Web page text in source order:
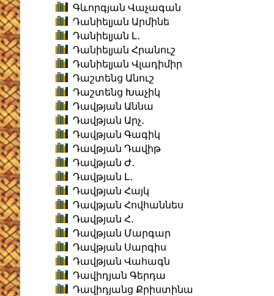
Գևորգյան Վաչագան
Դանիելյան Արմինե
Դանիելյան Լ․
Դանիելյան Հրանուշ
Դանիելյան Վլադիմիր
Դաշտենց Անուշ
Դաշտենց Խաչիկ
Դավթյան Աննա
Դավթյան Արչ․
Դավթյան Գագիկ
Դավթյան Դավիթ
Դավթյան Ժ․
Դավթյան Լ․
Դավթյան Հայկ
Դավթյան Հովհաննես
Դավթյան Հ․
Դավթյան Մարգար
Դավթյան Սարգիս
Դավթյան Վահագն
Դավիդյան Գերդա
Դավիդյանց Քրիստինա